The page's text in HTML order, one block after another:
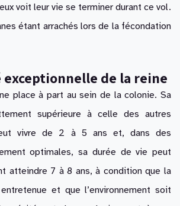
voit leur vie se terminer durant ce vol.
étant arrachés lors de la fécondation
exceptionnelle de la reine
place à part au sein de la colonie. Sa
supérieure à celle des autres
vivre de 2 à 5 ans et, dans des
optimales, sa durée de vie peut
atteindre 7 à 8 ans, à condition que la
et que l’environnement soit